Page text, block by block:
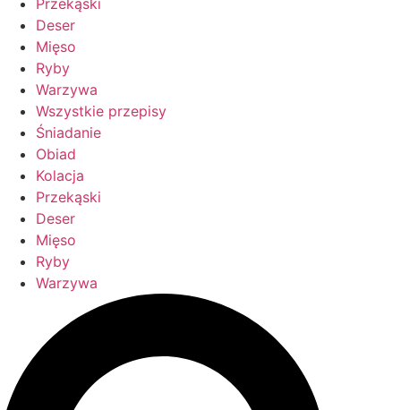
Przekąski
Deser
Mięso
Ryby
Warzywa
Wszystkie przepisy
Śniadanie
Obiad
Kolacja
Przekąski
Deser
Mięso
Ryby
Warzywa